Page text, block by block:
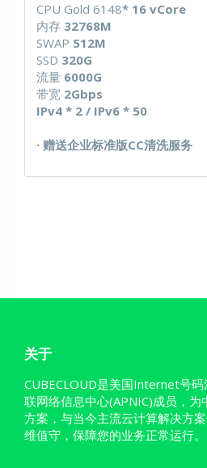
CPU Gold 6148* 16 vCore
内存 32768M
SWAP 512M
SSD 320G
流量 6000G
带宽 2Gbps
IPv4 * 2 / IPv6 * 50
· 赠送企业标准版CC清洗服务
关于
CUBECLOUD是美国Internet号
联网络信息中心(APNIC)成员，
方案，与当今主流云计算解决方
维值守，保障您的业务正常运行。